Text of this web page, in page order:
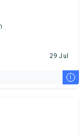
29 Jul
i